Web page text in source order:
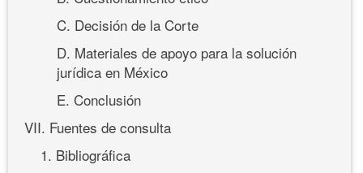
C. Decisión de la Corte
D. Materiales de apoyo para la solución
jurídica en México
E. Conclusión
VII. Fuentes de consulta
1. Bibliográfica